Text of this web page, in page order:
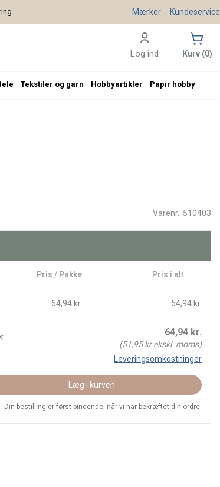
Varenr.: 510403
Pris / Pakke Pris i alt
64,94 kr. 64,94 kr.
64,94kr.
(51,95kr.ekskl. moms)
Leveringsomkostninger
Læg i kurven
Din bestilling er først bindende, når vi har bekræftet din ordre.
Kundeservice
Mærker
Log ind Kurv (0)
Tekstiler og garn Hobbyartikler Papir hobby